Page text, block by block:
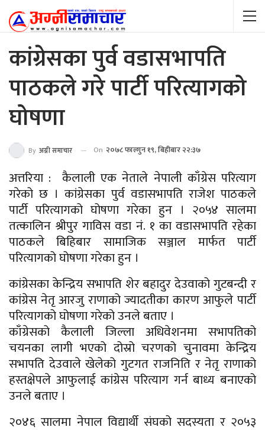
कांग्रेसका पुर्व वडासभापति
पाठकले गरे पार्टी परित्यागको
घोषणा
By अग्नी समाचार On २०७८ फाल्गुन १९, बिहीबार २२:३७
अत्तरिया : कैलाली एक नेताले नेपाली काँग्रेस परित्याग
गरेको छ । कांग्रेसका पुर्व वडासभापति राजेश पाठकले
पार्टी परित्यागको घोषणा गरेका हुन । २०५४ सालमा
तत्कालिन श्रीपुर गाविस वडा नं. १ का वडासभापति रहेका
पाठकले बिहिबार सामाजिक सञ्जाल मार्फत पार्टी
परित्यागको घोषणा गरेका हुन ।
कांग्रेसका केन्द्रिय सभापति शेर बहादुर देउवाको गुटबन्दी र
कांग्रेस नेतृ आरजु राणाको ज्यादतीका कारण आफुले पार्टी
परित्यागको घोषणा गरेको उनले बताए ।
काँग्रेसको कैलाली जिल्ला अधिवेशनमा सभापतिको
चयनका लागी भएको दोस्रो चरणको चुनावमा केन्द्रिय
सभापति देउवाले खेलेको गुटगत राजनिति र नेतृ राणाको
हस्तक्षेपले आफुलाई कांग्रेस परित्याग गर्न बाध्य बनाएको
उनले बताए ।
२०४६ सालमा नेपाल विद्यार्थी संघको सदस्यता र २०५३